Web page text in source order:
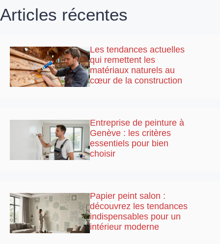
Articles récentes
Les tendances actuelles
qui remettent les
matériaux naturels au
cœur de la construction
Entreprise de peinture à
Genève : les critères
essentiels pour bien
choisir
Papier peint salon :
découvrez les tendances
indispensables pour un
intérieur moderne